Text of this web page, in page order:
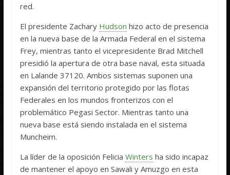
red.
El presidente Zachary Hudson hizo acto de presencia
en la nueva base de la Armada Federal en el sistema
Frey, mientras tanto el vicepresidente Brad Mitchell
presidió la apertura de otra base naval, esta situada
en Lalande 37120. Ambos sistemas suponen una
expansión del territorio protegido por las flotas
Federales en los mundos fronterizos con el
problemático Pegasi Sector. Mientras tanto una
nueva base está siendo instalada en el sistema
Muncheim.
La líder de la oposición FeliciaWinters ha sido incapaz
de mantener el apoyo en Sawali y Amuzgo en esta